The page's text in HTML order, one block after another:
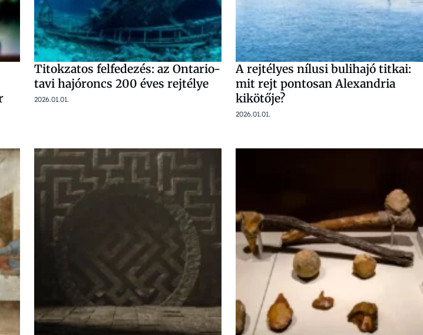
Titokzatos felfedezés: az Ontario-
tavi hajóroncs 200 éves rejtélye
2026.01.01.
A rejtélyes nílusi bulihajó titkai:
mit rejt pontosan Alexandria
kikötője?
2026.01.01.